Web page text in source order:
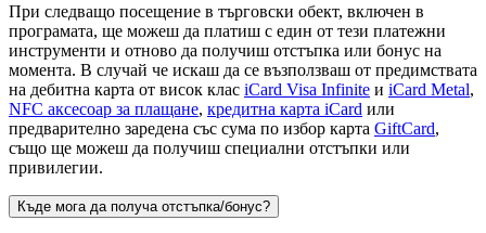
При следващо посещение в търговски обект, включен в
програмата, ще можеш да платиш с един от тези платежни
инструменти и отново да получиш отстъпка или бонус на
момента. В случай че искаш да се възползваш от предимствата
на дебитна карта от висок клас iCard Visa Infinite и iCard Metal,
NFC аксесоар за плащане, кредитна карта iCard или
предварително заредена със сума по избор карта GiftCard,
също ще можеш да получиш специални отстъпки или
привилегии.
Къде мога да получа отстъпка/бонус?